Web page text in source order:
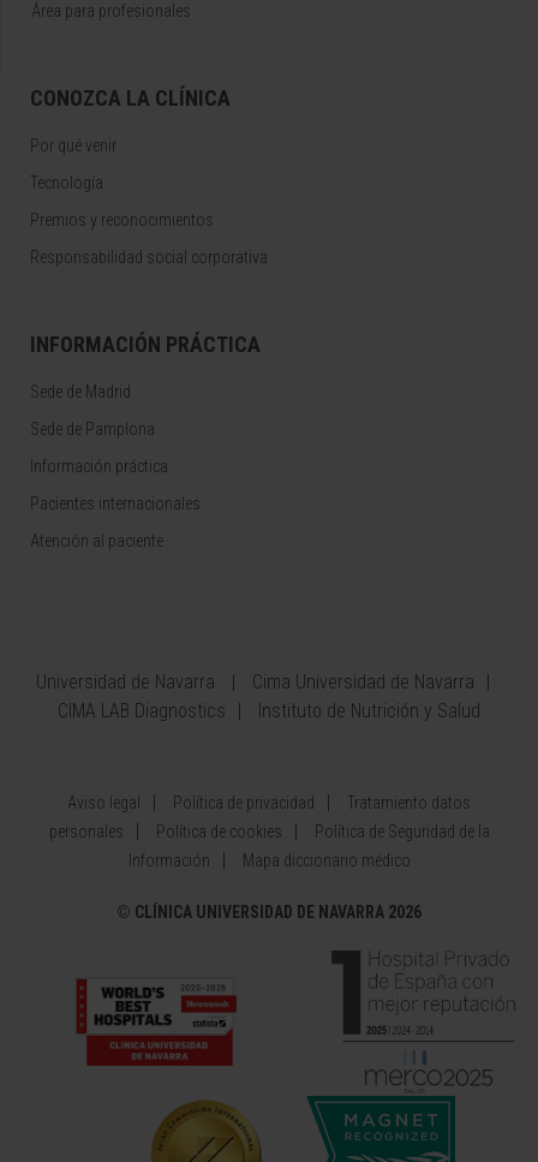
Área para profesionales
CONOZCA LA CLÍNICA
Por qué venir
Tecnología
Premios y reconocimientos
Responsabilidad social corporativa
INFORMACIÓN PRÁCTICA
Sede de Madrid
Sede de Pamplona
Información práctica
Pacientes internacionales
Atención al paciente
Universidad de Navarra
Cima Universidad de Navarra
CIMA LAB Diagnostics
Instituto de Nutrición y Salud
Aviso legal Política de privacidad
Tratamiento datos
personales
Política de cookies
Política de Seguridad de la
Información
Mapa diccionario médico
© CLÍNICA UNIVERSIDAD DE NAVARRA 2026